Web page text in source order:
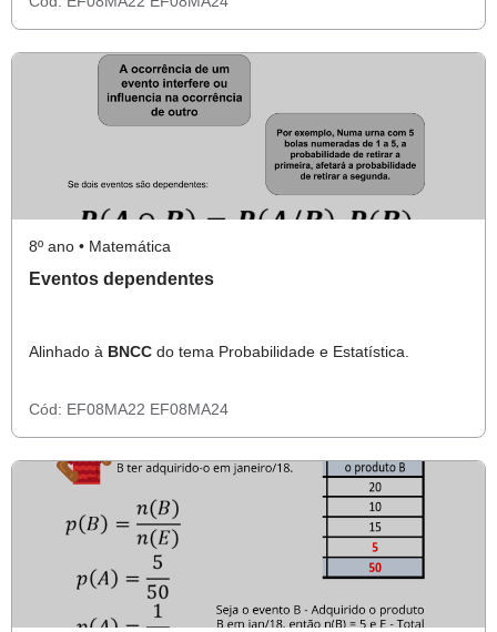
8º ano • Matemática
Eventos dependentes
Alinhado à BNCC do tema Probabilidade e Estatística.
Cód: EF08MA22 EF08MA24